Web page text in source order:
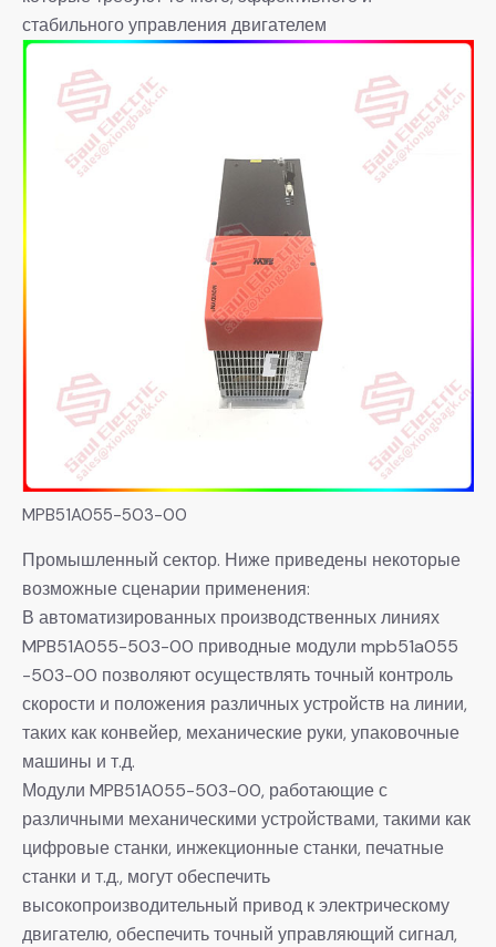
стабильного управления двигателем
MPB51A055-503-00
Промышленный сектор. Ниже приведены некоторые
возможные сценарии применения:
В автоматизированных производственных линиях
MPB51A055-503-00 приводные модули mpb51a055
-503-00 позволяют осуществлять точный контроль
скорости и положения различных устройств на линии,
таких как конвейер, механические руки, упаковочные
машины и т.д.
Модули MPB51A055-503-00, работающие с
различными механическими устройствами, такими как
цифровые станки, инжекционные станки, печатные
станки и т.д., могут обеспечить
высокопроизводительный привод к электрическому
двигателю, обеспечить точный управляющий сигнал,